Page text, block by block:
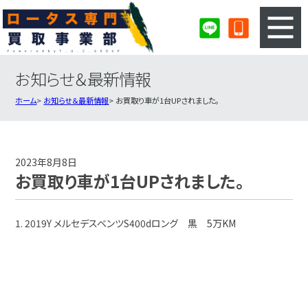
3ステップのカンタン査定
ロータス買取実績
お知らせ＆最新情報
ホーム お知らせ＆最新情報 お買取り車が1台UPされました。
2023年8月8日
お買取り車が1台UPされました。
1. 2019Y メルセデスベンツS400dロング 黒 5万KM